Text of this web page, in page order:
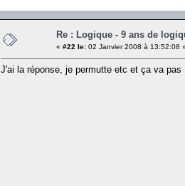
Re : Logique - 9 ans de
« #22 le: 02 Janvier 2008 à 13:52:08
J'ai la réponse, je permutte etc et ça va